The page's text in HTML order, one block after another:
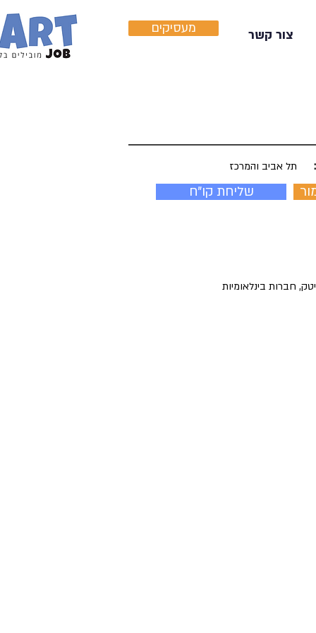
מעסיקים צור קשר
תל אביב והמרכז
שליחת קו"ח
משפטי שוטף של חברות הייטק, חברות בינלאומיות